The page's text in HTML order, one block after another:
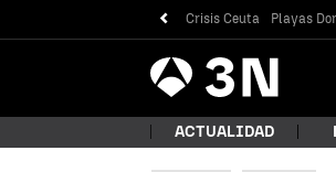
Crisis Ceuta Playas
Antena
3 Noticias
ACTUALIDAD